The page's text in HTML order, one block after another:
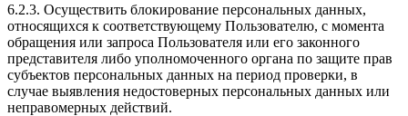
6.2.3. Осуществить блокирование персональных данных,
относящихся к соответствующему Пользователю, с момента
обращения или запроса Пользователя или его законного
представителя либо уполномоченного органа по защите прав
субъектов персональных данных на период проверки, в
случае выявления недостоверных персональных данных или
неправомерных действий.